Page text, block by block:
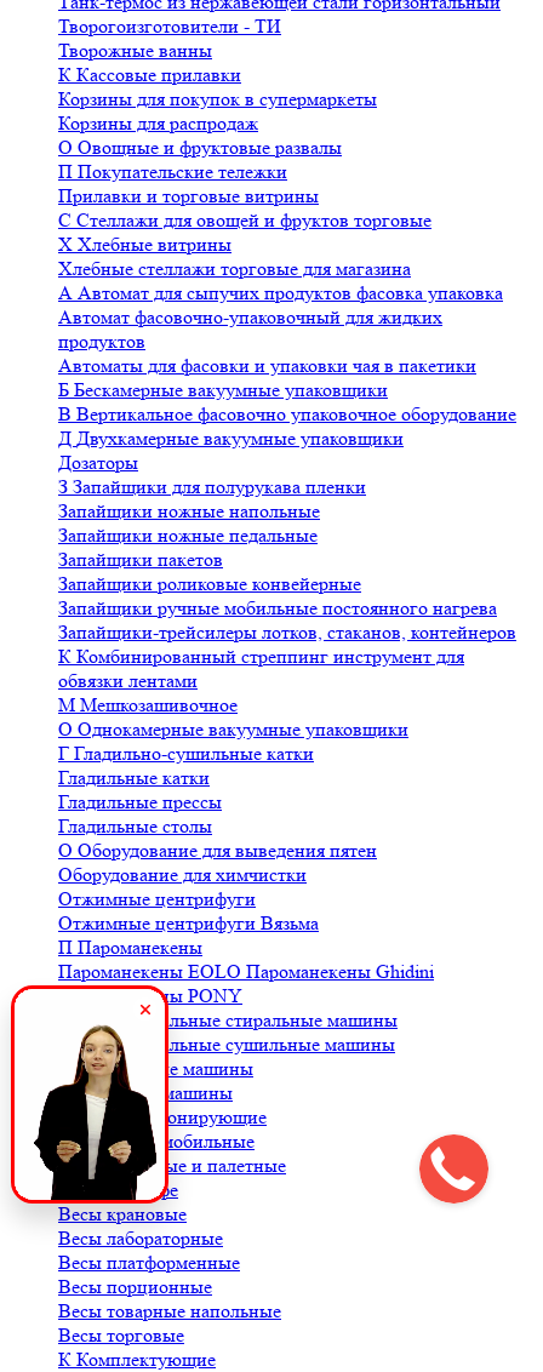
Творогоизготовители - ТИ
Творожные ванны
К Кассовые прилавки
Корзины для покупок в супермаркеты
Корзины для распродаж
О Овощные и фруктовые развалы
П Покупательские тележки
Прилавки и торговые витрины
С Стеллажи для овощей и фруктов торговые
Х Хлебные витрины
Хлебные стеллажи торговые для магазина
А Автомат для сыпучих продуктов фасовка упаковка
Автомат фасовочно-упаковочный для жидких
продуктов
Автоматы для фасовки и упаковки чая в пакетики
Б Бескамерные вакуумные упаковщики
В Вертикальное фасовочно упаковочное оборудование
Д Двухкамерные вакуумные упаковщики
Дозаторы
З Запайщики для полурукава пленки
Запайщики ножные напольные
Запайщики ножные педальные
Запайщики пакетов
Запайщики роликовые конвейерные
Запайщики ручные мобильные постоянного нагрева
Запайщики-трейсилеры лотков, стаканов, контейнеров
К Комбинированный стреппинг инструмент для
обвязки лентами
М Мешкозашивочное
О Однокамерные вакуумные упаковщики
Г Гладильно-сушильные катки
Гладильные катки
Гладильные прессы
Гладильные столы
О Оборудование для выведения пятен
Оборудование для химчистки
Отжимные центрифуги
Отжимные центрифуги Вязьма
П Пароманекены
Пароманекены EOLO Пароманекены Ghidini
Пароманекены PONY
Профессиональные стиральные машины
Профессиональные сушильные машины
ССтиральные машины
Сушильные машины
Шкафы озонирующие
ВВесы автомобильные
Весы балочные и палетные
Весы для кофе
Весы крановые
Весы лабораторные
Весы платформенные
Весы порционные
Весы товарные напольные
Весы торговые
К Комплектующие